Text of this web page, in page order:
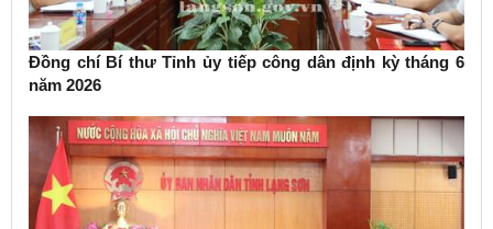
Đồng chí Bí thư Tỉnh ủy tiếp công dân định kỳ tháng 6
năm 2026